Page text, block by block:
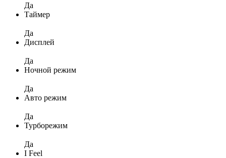
Да
Таймер
Да
Дисплей
Да
Ночной режим
Да
Авто режим
Да
Турборежим
Да
I Feel